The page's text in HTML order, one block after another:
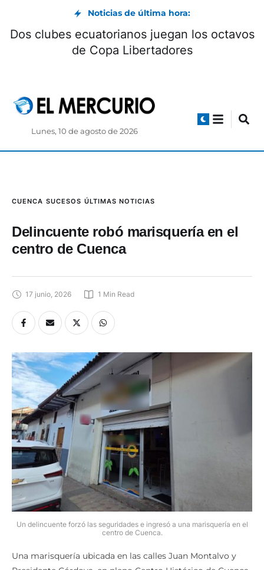
Noticias de última hora:
Dos clubes ecuatorianos juegan los octavos
de Copa Libertadores
Lunes, 10 de agosto de 2026
CUENCA SUCESOS ÚLTIMAS NOTICIAS
Delincuente robó marisquería en el
centro de Cuenca
17 junio, 2026 1 Min Read
Un delincuente forzó las seguridades e ingresó a una marisquería en el
centro de Cuenca.
Una marisquería ubicada en las calles Juan Montalvo y